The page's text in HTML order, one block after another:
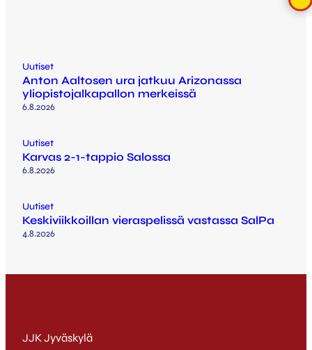
Uutiset
Anton Aaltosen ura jatkuu Arizonassa
yliopistojalkapallon merkeissä
6.8.2026
Uutiset
Karvas 2-1-tappio Salossa
6.8.2026
Uutiset
Keskiviikkoillan vieraspelissä vastassa SalPa
4.8.2026
JJK Jyväskylä